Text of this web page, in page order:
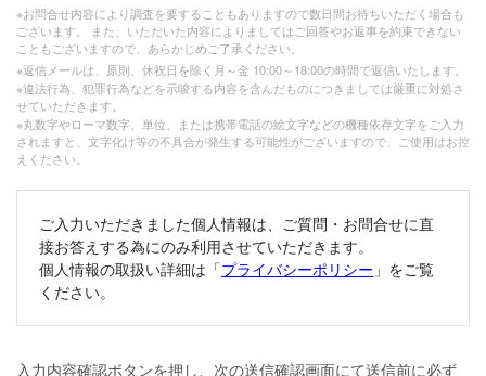
※お問合せ内容により調査を要することもありますので数日間お待ちいただく場合も
ございます。 また、いただいた内容によりましてはご回答やお返事を約束できない
こともございますので、あらかじめご了承ください。
※返信メールは、原則、休祝日を除く月～金 10:00～18:00の時間で返信いたします。
※違法行為、犯罪行為などを示唆する内容を含んだものにつきましては厳重に対処さ
せていただきます。
※丸数字やローマ数字、単位、または携帯電話の絵文字などの機種依存文字をご入力
されますと、文字化け等の不具合が発生する可能性がございますので、ご使用はお控
えください。
ご入力いただきました個人情報は、ご質問・お問合せに直
接お答えする為にのみ利用させていただきます。
個人情報の取扱い詳細は「プライバシーポリシー 」をご覧
ください。
入力内容確認ボタンを押し、次の送信確認画面にて送信前に必ず